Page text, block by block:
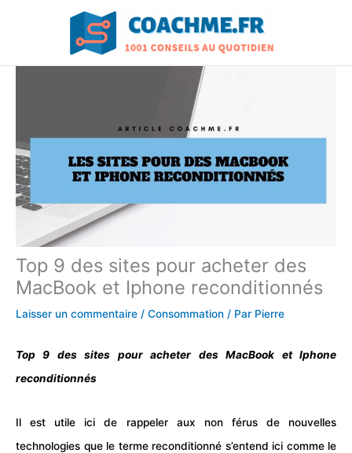
Top 9 des sites pour acheter des
MacBook et Iphone reconditionnés
Laisser un commentaire / Consommation / Par Pierre
Top 9 des sites pour acheter des MacBook et Iphone
reconditionnés
Il est utile ici de rappeler aux non férus de nouvelles
technologies que le terme reconditionné s’entend ici comme le